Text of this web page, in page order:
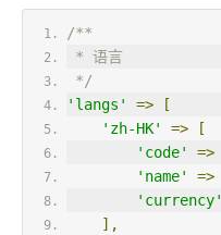
/**
* 语言
*/
'langs'
=>
[
'zh-HK'
=>
[
'code'
=>
'name'
=>
'currency'
],